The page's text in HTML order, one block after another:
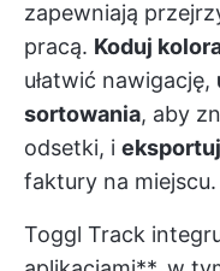
zapewniają
pracą. Koduj
ułatwić nawigację,
sortowania, aby
odsetki, i
faktury na miejscu.
Toggl Track